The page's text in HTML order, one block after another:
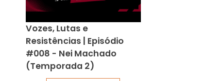
Vozes, Lutas e
Resistências | Episódio
#008 - Nei Machado
(Temporada 2)